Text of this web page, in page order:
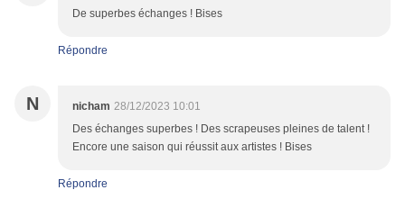
De superbes échanges ! Bises
Répondre
N nicham 28/12/2023 10:01
Des échanges superbes ! Des scrapeuses pleines de talent !
Encore une saison qui réussit aux artistes ! Bises
Répondre